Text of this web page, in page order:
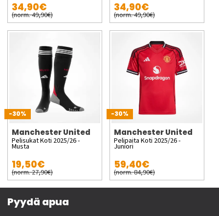
34,90€
(norm. 49,90€)
34,90€
(norm. 49,90€)
-30%
Manchester United
Pelisukat Koti 2025/26 -
Musta
19,50€
(norm. 27,90€)
-30%
Manchester United
Pelipaita Koti 2025/26 -
Juniori
59,40€
(norm. 84,90€)
Pyydä apua